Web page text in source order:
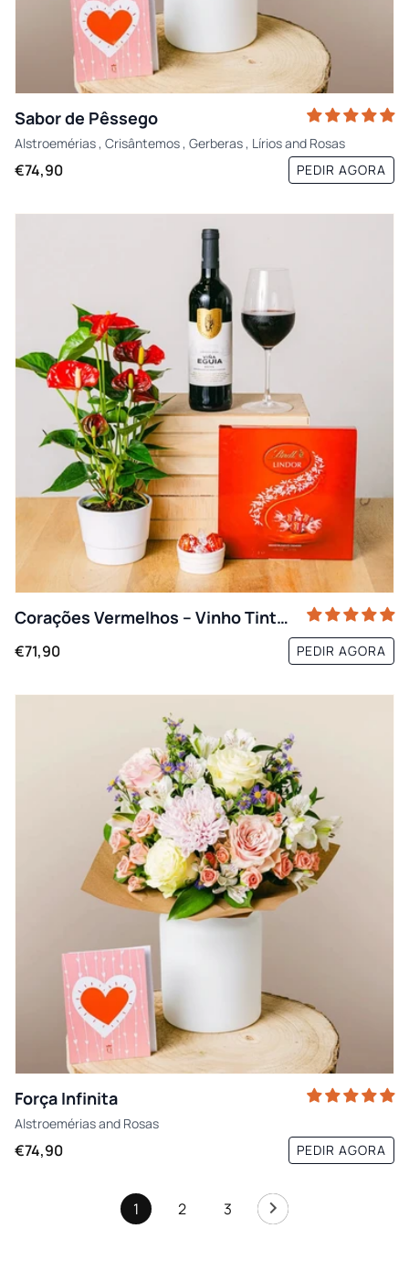
Sabor de Pêssego
Alstroemérias, Crisântemos, Gerberas, Líriosand Rosas
€74,90 PEDIR AGORA
Corações Vermelhos – Vinho Tinto e Antúrio
€71,90 PEDIR AGORA
Força Infinita
Alstroemériasand Rosas
€74,90 PEDIR AGORA
1 2 3